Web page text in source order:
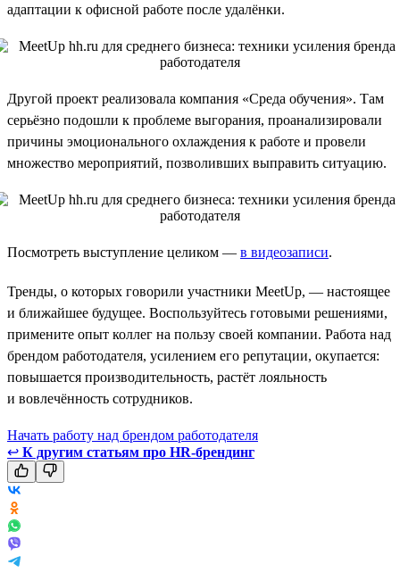
адаптации к офисной работе после удалёнки.
Другой проект реализовала компания «Среда обучения». Там
серьёзно подошли к проблеме выгорания, проанализировали
причины эмоционального охлаждения к работе и провели
множество мероприятий, позволивших выправить ситуацию.
Посмотреть выступление целиком — в видеозаписи.
Тренды, о которых говорили участники MeetUp, — настоящее
и ближайшее будущее. Воспользуйтесь готовыми решениями,
примените опыт коллег на пользу своей компании. Работа над
брендом работодателя, усилением его репутации, окупается:
повышается производительность, растёт лояльность
и вовлечённость сотрудников.
Начать работу над брендом работодателя
↩ К другим статьям про HR-брендинг